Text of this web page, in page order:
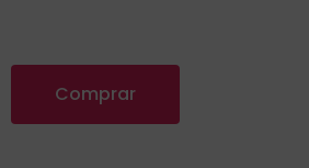
Comprar